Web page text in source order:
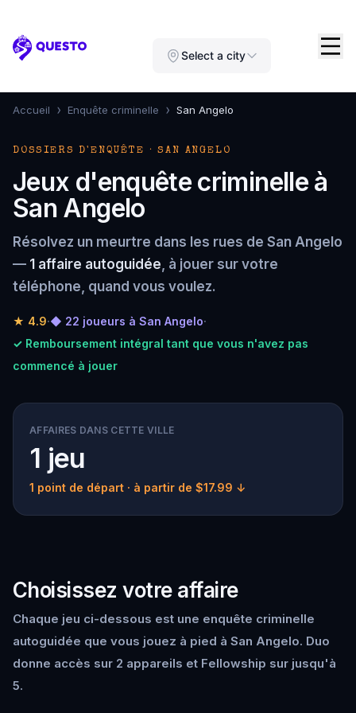
Questo Select a city
Accueil › Enquête criminelle › San Angelo
DOSSIERS D'ENQUÊTE · SAN ANGELO
Jeux d'enquête criminelle à
San Angelo
Résolvez un meurtre dans les rues de San Angelo
— 1 affaire autoguidée, à jouer sur votre
téléphone, quand vous voulez.
★ 4.9·◆ 22 joueurs à San Angelo·
✓ Remboursement intégral tant que vous n'avez pas
commencé à jouer
AFFAIRES DANS CETTE VILLE
1 jeu
1 point de départ · à partir de $17.99 ↓
Choisissez votre affaire
Chaque jeu ci-dessous est une enquête criminelle
autoguidée que vous jouez à pied à San Angelo. Duo
donne accès sur 2 appareils et Fellowship sur jusqu'à
5.